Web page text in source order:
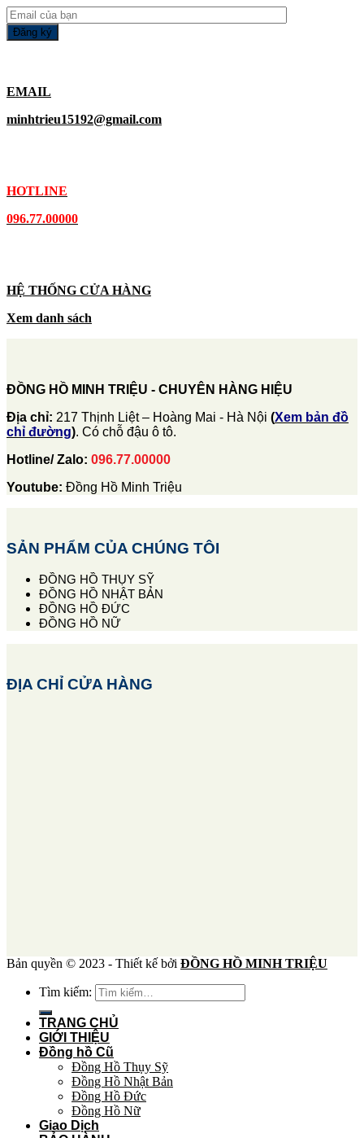
EMAIL
minhtrieu15192@gmail.com
HOTLINE
096.77.00000
HỆ THỐNG CỬA HÀNG
Xem danh sách
ĐỒNG HỒ MINH TRIỆU - CHUYÊN HÀNG HIỆU
Địa chỉ: 217 Thịnh Liệt – Hoàng Mai - Hà Nội (Xem bản đồ
chỉ đường). Có chỗ đậu ô tô.
Hotline/ Zalo: 096.77.00000
Youtube: Đồng Hồ Minh Triệu
SẢN PHẨM CỦA CHÚNG TÔI
ĐỒNG HỒ THỤY SỸ
ĐỒNG HỒ NHẬT BẢN
ĐỒNG HỒ ĐỨC
ĐỒNG HỒ NỮ
ĐỊA CHỈ CỬA HÀNG
Bản quyền © 2023 - Thiết kế bởi ĐỒNG HỒ MINH TRIỆU
Tìm kiếm:
TRANG CHỦ
GIỚI THIỆU
Đồng hồ Cũ
Đồng Hồ Thụy Sỹ
Đồng Hồ Nhật Bản
Đồng Hồ Đức
Đồng Hồ Nữ
Giao Dịch